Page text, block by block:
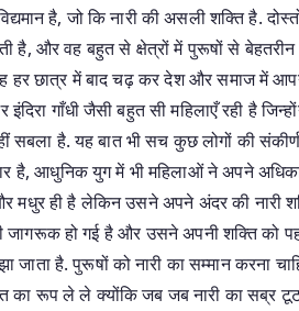
है, जो कि नारी की असली शक्ति है.
है, और वह बहुत से क्षेत्रों में पुरूषों से
हर छात्र में बाद चढ़ कर देश और समाज में
गाँधी जैसी बहुत सी महिलाएँ रही है
सबला है. यह बात भी सच कुछ लोगों की
है, आधुनिक युग में भी महिलाओं ने अपने
ही है लेकिन उसने अपने अंदर की नारी
जागरूक हो गई है और उसने अपनी शक्ति को
है. पुरूषों को नारी का सम्मान करना
का रूप ले ले क्योंकि जब जब नारी का सब्र